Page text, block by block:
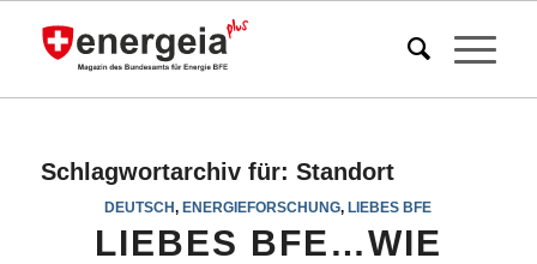
Schlagwortarchiv für: Standort
DEUTSCH,ENERGIEFORSCHUNG,LIEBES BFE
LIEBES BFE…WIE